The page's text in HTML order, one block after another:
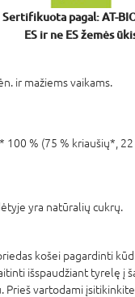
Sertifikuota pagal: AT-
ES ir ne ES žemės
ir mažiems vaikams.
100 % (75 % kriaušių*,
yra natūralių cukrų.
košei pagardinti
išspaudžiant tyrelę į
vartodami